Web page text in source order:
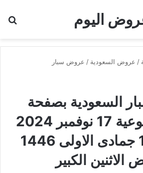
اليوم
/ عروض السعودية / عروض سبار
السعودية بصفحة
واحدة الأسبوعية 17 نوفمبر 2024
الموافق 15 جمادى الاولى 1446
الكبير